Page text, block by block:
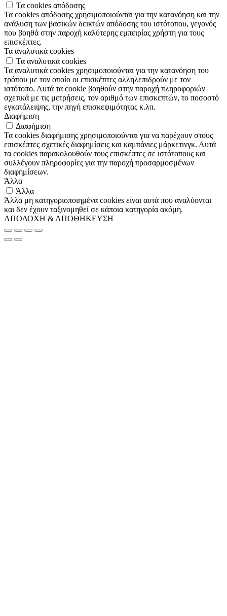
Τα cookies απόδοσης
Τα cookies απόδοσης χρησιμοποιούνται για την κατανόηση και την
ανάλυση των βασικών δεικτών απόδοσης του ιστότοπου, γεγονός
που βοηθά στην παροχή καλύτερης εμπειρίας χρήστη για τους
επισκέπτες.
Τα αναλυτικά cookies
Τα αναλυτικά cookies
Τα αναλυτικά cookies χρησιμοποιούνται για την κατανόηση του
τρόπου με τον οποίο οι επισκέπτες αλληλεπιδρούν με τον
ιστότοπο. Αυτά τα cookie βοηθούν στην παροχή πληροφοριών
σχετικά με τις μετρήσεις, τον αριθμό των επισκεπτών, το ποσοστό
εγκατάλειψης, την πηγή επισκεψιμότητας κ.λπ.
Διαφήμιση
Διαφήμιση
Τα cookies διαφήμισης χρησιμοποιούνται για να παρέχουν στους
επισκέπτες σχετικές διαφημίσεις και καμπάνιες μάρκετινγκ. Αυτά
τα cookies παρακολουθούν τους επισκέπτες σε ιστότοπους και
συλλέγουν πληροφορίες για την παροχή προσαρμοσμένων
διαφημίσεων.
Άλλα
Άλλα
Άλλα μη κατηγοριοποιημένα cookies είναι αυτά που αναλύονται
και δεν έχουν ταξινομηθεί σε κάποια κατηγορία ακόμη.
ΑΠΟΔΟΧΗ & ΑΠΟΘΗΚΕΥΣΗ